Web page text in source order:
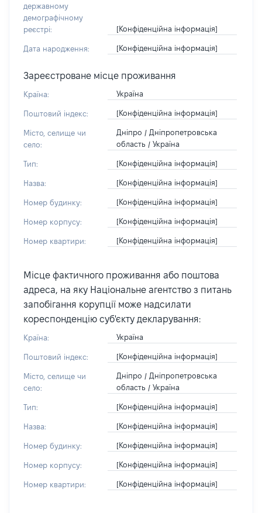
державному
демографічному
реєстрі:
[Конфіденційна інформація]
Дата народження: [Конфіденційна інформація]
Зареєстроване місце проживання
Країна: Україна
Поштовий індекс: [Конфіденційна інформація]
Місто, селище чи
село:
Дніпро / Дніпропетровська
область / Україна
Тип: [Конфіденційна інформація]
Назва: [Конфіденційна інформація]
Номер будинку: [Конфіденційна інформація]
Номер корпусу: [Конфіденційна інформація]
Номер квартири: [Конфіденційна інформація]
Місце фактичного проживання або поштова
адреса, на яку Національне агентство з питань
запобігання корупції може надсилати
кореспонденцію суб'єкту декларування:
Країна: Україна
Поштовий індекс: [Конфіденційна інформація]
Місто, селище чи
село:
Дніпро / Дніпропетровська
область / Україна
Тип: [Конфіденційна інформація]
Назва: [Конфіденційна інформація]
Номер будинку: [Конфіденційна інформація]
Номер корпусу: [Конфіденційна інформація]
Номер квартири: [Конфіденційна інформація]